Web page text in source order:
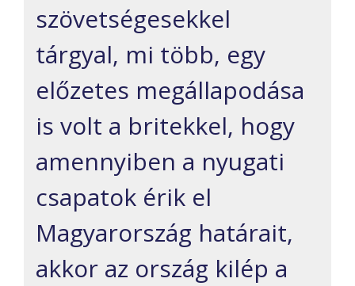
szövetségesekkel
tárgyal, mi több, egy
előzetes megállapodása
is volt a britekkel, hogy
amennyiben a nyugati
csapatok érik el
Magyarország határait,
akkor az ország kilép a